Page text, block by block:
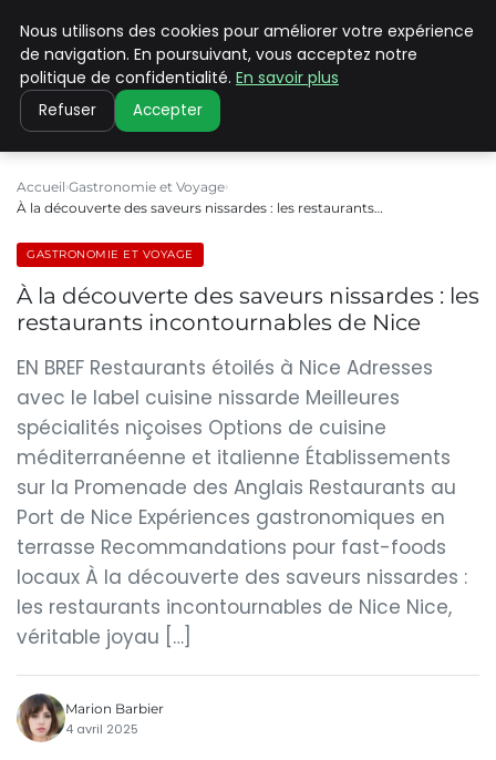
PILAT PATRIMOINES
Accueil Gastronomie et Voyage
À la découverte des saveurs nissardes : les restaurants…
GASTRONOMIE ET VOYAGE
À la découverte des saveurs nissardes : les
restaurants incontournables de Nice
EN BREF Restaurants étoilés à Nice Adresses
avec le label cuisine nissarde Meilleures
spécialités niçoises Options de cuisine
méditerranéenne et italienne Établissements
sur la Promenade des Anglais Restaurants au
Port de Nice Expériences gastronomiques en
terrasse Recommandations pour fast-foods
locaux À la découverte des saveurs nissardes :
les restaurants incontournables de Nice Nice,
véritable joyau […]
Marion Barbier
4 avril 2025
Nous utilisons des cookies pour améliorer votre expérience
de navigation. En poursuivant, vous acceptez notre
politique de confidentialité. En savoir plus
Refuser Accepter